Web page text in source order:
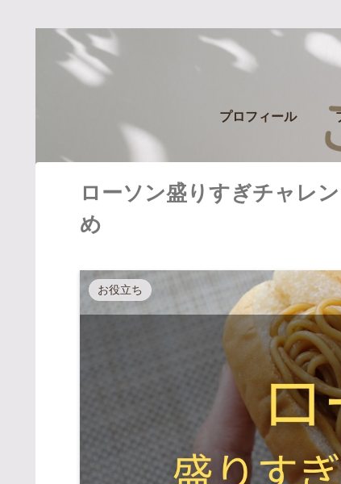
プロフィール
ローソン盛りすぎチャレ
め
お役立ち